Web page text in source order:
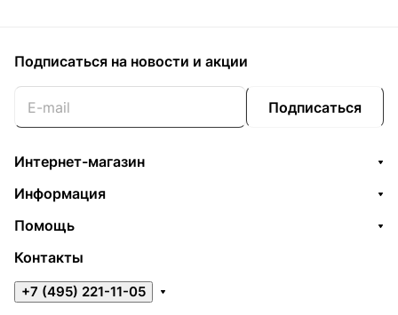
Подписаться на новости и акции
Подписаться
Интернет-магазин
Информация
Помощь
Контакты
+7 (495) 221-11-05